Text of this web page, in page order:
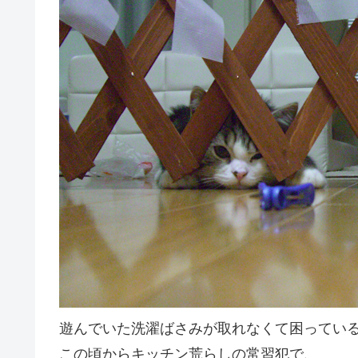
遊んでいた洗濯ばさみが取れなくて困ってい
この頃からキッチン荒らしの常習犯で、